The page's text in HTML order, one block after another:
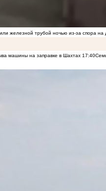
железной трубой ночью из-за спора на
машины на заправке в Шахтах 17:40